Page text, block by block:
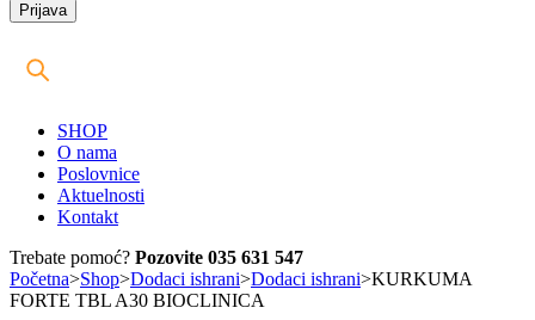
SHOP
O nama
Poslovnice
Aktuelnosti
Kontakt
Trebate pomoć? Pozovite 035 631 547
Početna>Shop>Dodaci ishrani>Dodaci ishrani>KURKUMA
FORTE TBL A30 BIOCLINICA